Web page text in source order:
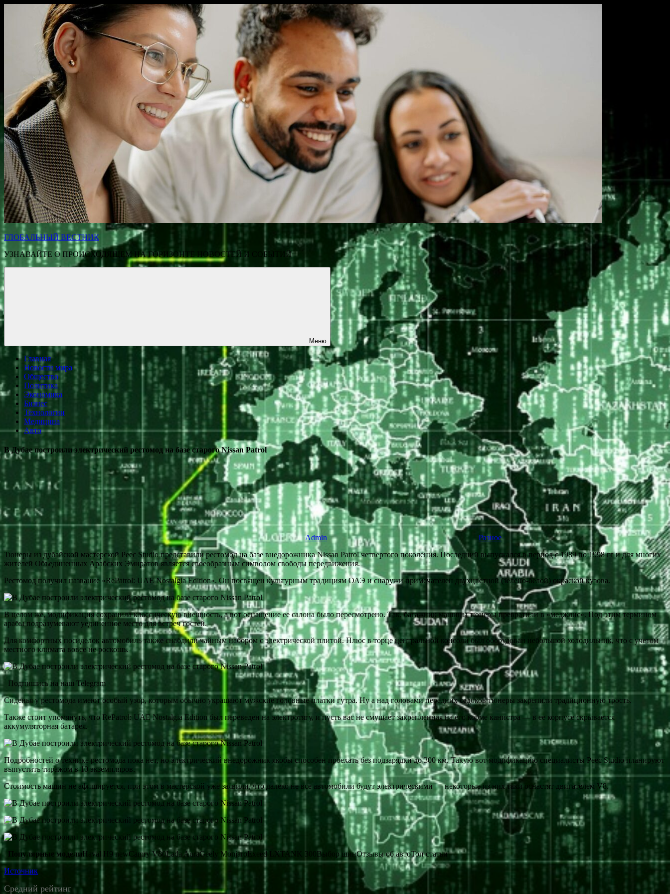
содержимому
ГЛОБАЛЬНЫЙ ВЕСТНИК
УЗНАВАЙТЕ О ПРОИСХОДЯЩЕМ НА ГОРИЗОНТЕ НОВОСТЕЙ И СОБЫТИЙ
Меню
Главная
Новости мира
Общество
Политика
Экономика
Бизнес
Технологии
Медицина
Авто
В Дубае построили электрический рестомод на базе старого Nissan Patrol
Admin
Разное
Тюнеры из дубайской мастерской Peec Studio представили рестомод на базе внедорожника Nissan Patrol четвертого поколения. Последний выпускался в период с 1989 по 1998 гг и для многих
жителей Объединенных Арабских Эмиратов является своеобразным символом свободы передвижения.
Рестомод получил название «RePatrol: UAE Nostalgia Edition». Он посвящен культурным традициям ОАЭ и снаружи примечателен двухцветной (зелено-белой) окраской кузова.
В целом же, модификация сохранила классическую внешность, а вот оснащение ее салона было пересмотрено. Так, багажник машины тюнеры превратили в «меджлис». Под этим термином
арабы подразумевают уединенное место для встреч гостей.
Для комфортных посиделок автомобиль также снабдили чайным набором с электрической плитой. Плюс в торце центральной консоли был оборудован небольшой холодильник, что с учетом
местного климата вовсе не роскошь.
Подпишись на наш Telegram
Сиденья у рестомода имеют особый узор, которым обычно украшают мужские головные платки гутра. Ну а над головами передних седоков тюнеры закрепили традиционную трость.
Также стоит упомянуть, что RePatrol: UAE Nostalgia Edition был переведен на электротягу, и пусть вас не смущает закрепленная на его корме канистра — в ее корпусе скрывается
аккумуляторная батарея.
Подробностей о технике рестомода пока нет, но электрический внедорожник якобы способен проехать без подзарядки до 300 км. Такую вот модификацию специалисты Peec Studio планируют
выпустить тиражом в 10 экземпляров.
Стоимость машин не афишируется, при этом в мастерской уже заявили, что далеко не все автомобили будут электрическими — некоторые из них таки оснастят двигателем V8.
Популярные моделиHaval H9 newCamry V80Lada AuraGeely MonjaroExeed LXTANK 300Выбор шинОтзывы об автоТоп статьи
Источник
Средний рейтинг